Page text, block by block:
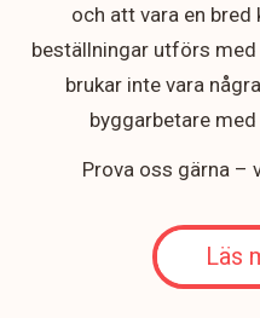
och att vara en
beställningar utförs
brukar inte vara
byggarbetare
Prova oss gärna –
Läs